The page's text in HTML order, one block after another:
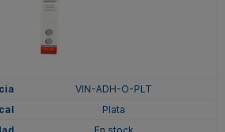
VIN-ADH-O-PLT
Plata